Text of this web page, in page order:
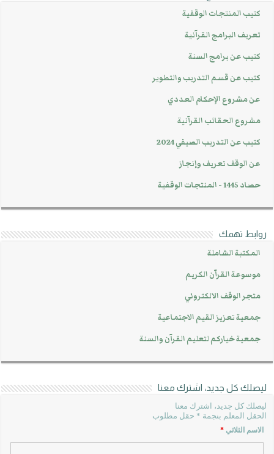
كتيب المنتجات الوقفية
تعريف البرامج القرآنية
كتيب عن برامج السنة
كتيب عن قسم التدريب والتطوير
عن مشروع الإحكام العددي
مشروع الحقائب القرآنية
كتيب عن التدريب الصيفي 2024
عن الوقف تعريف وإنجاز
حصاد 1445 - المنتجات الوقفية
روابط تهمك
المكتبة الشاملة
موسوعة القرآن الكريم
متجر الوقف الالكتروني
جمعية تعزيز القيم الاجتماعية
جمعية خياركم لتعليم القرآن والسنة
ليصلك كل جديد، اشترك معنا
ليصلك كل جديد، اشترك معنا
الحقل المعلم بنجمة * حقل مطلوب
الاسم الثلاثي*